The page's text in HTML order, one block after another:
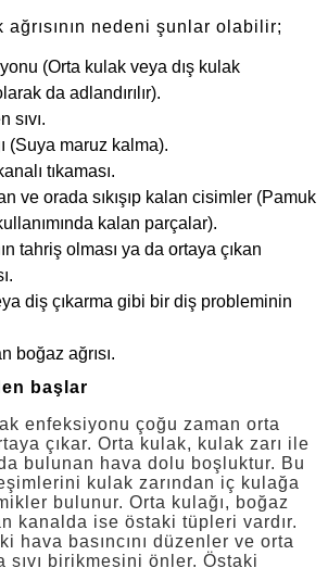
nedeni şunlar olabilir;
(Orta kulak veya dış kulak
da adlandırılır).
sıvı.
(Suya maruz kalma).
tıkaması.
ve orada sıkışıp kalan cisimler (Pamuk
kalan parçalar).
tahriş olması ya da ortaya çıkan
diş çıkarma gibi bir diş probleminin
boğaz ağrısı.
başlar
enfeksiyonu çoğu zaman orta
çıkar. Orta kulak, kulak zarı ile
bulunan hava dolu boşluktur. Bu
kulak zarından iç kulağa
bulunur. Orta kulağı, boğaz
kanalda ise östaki tüpleri vardır.
hava basıncını düzenler ve orta
sıvı birikmesini önler. Östaki